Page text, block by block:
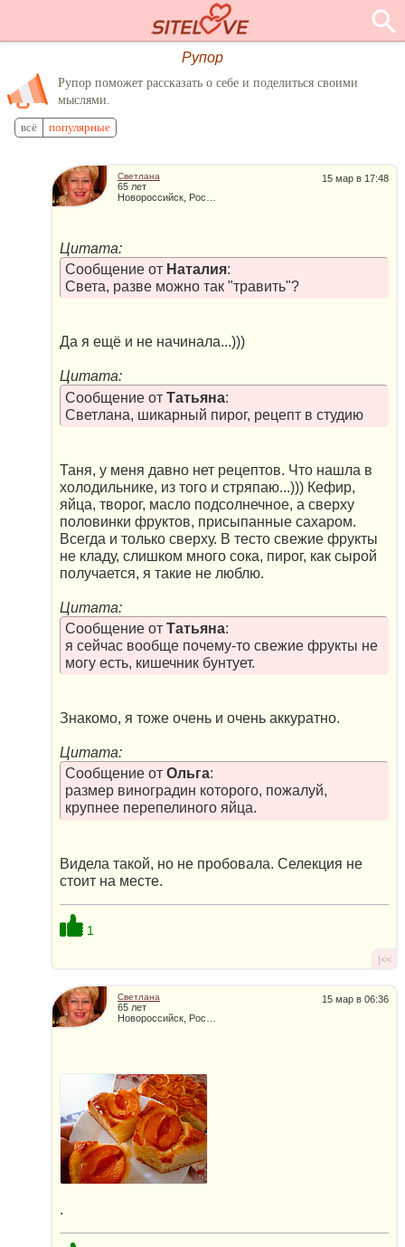
Рупор
Рупор поможет рассказать о себе и поделиться своими
мыслями.
всё популярные
15 мар в 17:48
Светлана
65 лет
Новороссийск, Россия
Цитата:
Сообщение от Наталия:
Света, разве можно так "травить"?
Да я ещё и не начинала...)))
Цитата:
Сообщение от Татьяна:
Светлана, шикарный пирог, рецепт в студию
Таня, у меня давно нет рецептов. Что нашла в
холодильнике, из того и стряпаю...))) Кефир,
яйца, творог, масло подсолнечное, а сверху
половинки фруктов, присыпанные сахаром.
Всегда и только сверху. В тесто свежие фрукты
не кладу, слишком много сока, пирог, как сырой
получается, я такие не люблю.
Цитата:
Сообщение от Татьяна:
я сейчас вообще почему-то свежие фрукты не
могу есть, кишечник бунтует.
Знакомо, я тоже очень и очень аккуратно.
Цитата:
Сообщение от Ольга:
размер виноградин которого, пожалуй,
крупнее перепелиного яйца.
Видела такой, но не пробовала. Селекция не
стоит на месте.
1
|<<
15 мар в 06:36
Светлана
65 лет
.